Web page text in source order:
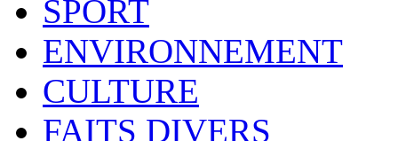
SPORT
ENVIRONNEMENT
CULTURE
FAITS DIVERS